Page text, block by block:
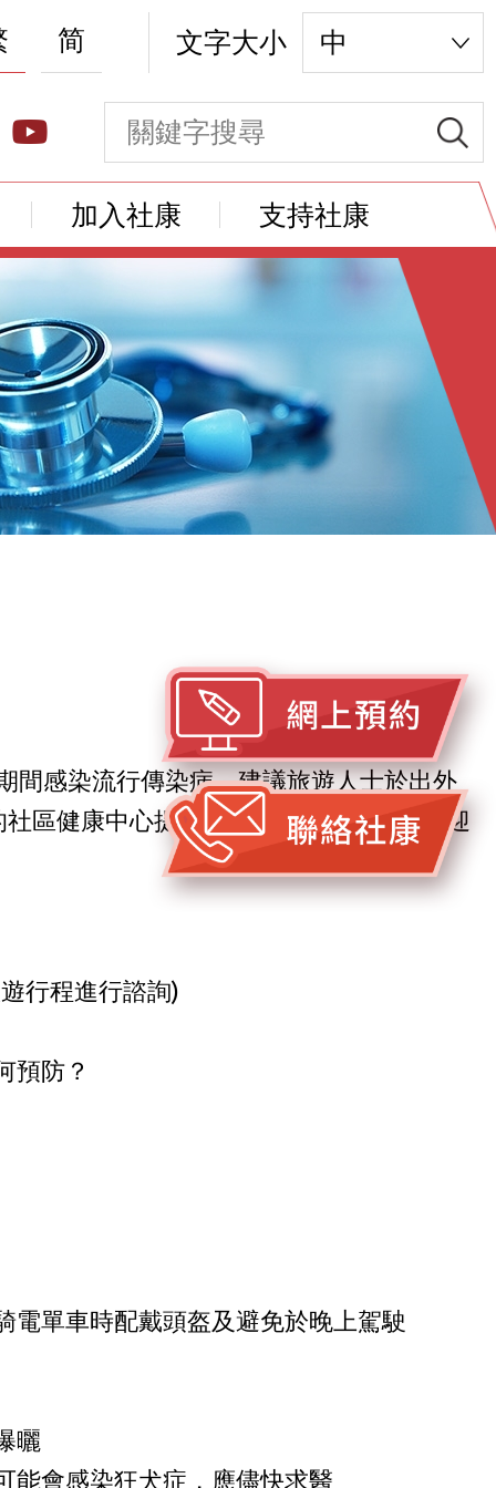
简 文字大小 中
加入社康 支持社康
間感染流行傳染病，建議旅遊人士於出外
區健康中心提供旅遊健康諮詢服務，歡迎
行程進行諮詢)
預防？
電單車時配戴頭盔及避免於晚上駕駛
曬
能會感染狂犬症，應儘快求醫